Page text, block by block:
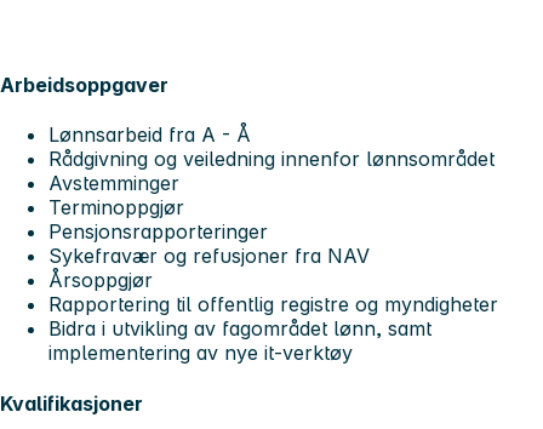
Arbeidsoppgaver
Lønnsarbeid fra A - Å
Rådgivning og veiledning innenfor lønnsområdet
Avstemminger
Terminoppgjør
Pensjonsrapporteringer
Sykefravær og refusjoner fra NAV
Årsoppgjør
Rapportering til offentlig registre og myndigheter
Bidra i utvikling av fagområdet lønn, samt
implementering av nye it-verktøy
Kvalifikasjoner